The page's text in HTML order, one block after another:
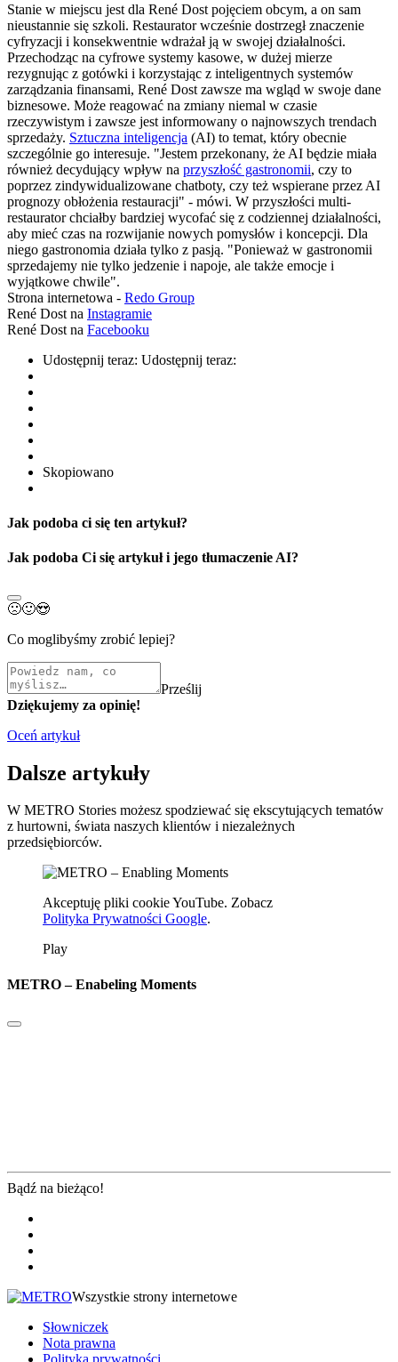
Stanie w miejscu jest dla René Dost pojęciem obcym, a on sam
nieustannie się szkoli. Restaurator wcześnie dostrzegł znaczenie
cyfryzacji i konsekwentnie wdrażał ją w swojej działalności.
Przechodząc na cyfrowe systemy kasowe, w dużej mierze
rezygnując z gotówki i korzystając z inteligentnych systemów
zarządzania finansami, René Dost zawsze ma wgląd w swoje dane
biznesowe. Może reagować na zmiany niemal w czasie
rzeczywistym i zawsze jest informowany o najnowszych trendach
sprzedaży. Sztuczna inteligencja (AI) to temat, który obecnie
szczególnie go interesuje. "Jestem przekonany, że AI będzie miała
również decydujący wpływ na przyszłość gastronomii, czy to
poprzez zindywidualizowane chatboty, czy też wspierane przez AI
prognozy obłożenia restauracji" - mówi. W przyszłości multi-
restaurator chciałby bardziej wycofać się z codziennej działalności,
aby mieć czas na rozwijanie nowych pomysłów i koncepcji. Dla
niego gastronomia działa tylko z pasją. "Ponieważ w gastronomii
sprzedajemy nie tylko jedzenie i napoje, ale także emocje i
wyjątkowe chwile".
Strona internetowa - Redo Group
René Dost na Instagramie
René Dost na Facebooku
Udostępnij teraz: Udostępnij teraz:
Skopiowano
Jak podoba ci się ten artykuł?
Jak podoba Ci się artykuł i jego tłumaczenie AI?
🙁🙂😍
Co moglibyśmy zrobić lepiej?
Prześlij
Dziękujemy za opinię!
Oceń artykuł
Dalsze artykuły
W METRO Stories możesz spodziewać się ekscytujących tematów
z hurtowni, świata naszych klientów i niezależnych
przedsiębiorców.
Akceptuję pliki cookie YouTube. Zobacz
Polityka Prywatności Google.
Play
METRO – Enabeling Moments
Bądź na bieżąco!
Wszystkie strony internetowe
Słowniczek
Nota prawna
Polityka prywatności